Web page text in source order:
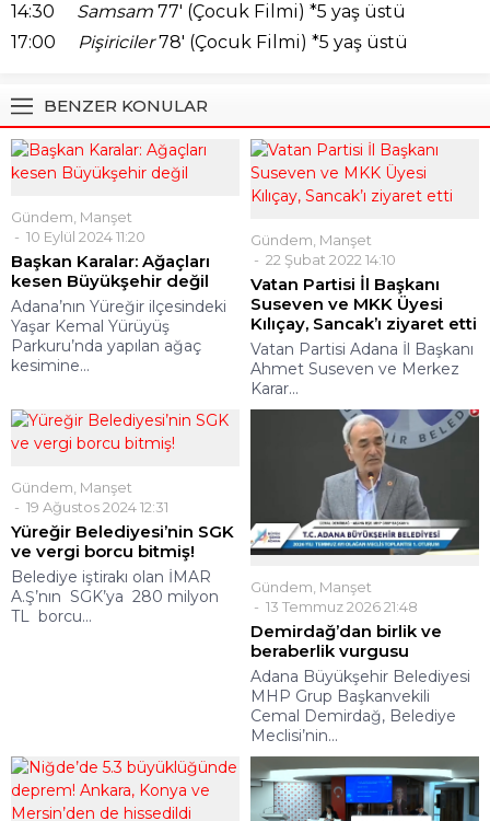
14:30 Samsam 77′ (Çocuk Filmi) *5 yaş üstü
17:00
Pişiriciler78′ (Çocuk Filmi) *5 yaş üstü
BENZER KONULAR
Gündem Manşet
10 Eylül 2024 11:20
Başkan Karalar: Ağaçları
kesen Büyükşehir değil
Adana’nın Yüreğir ilçesindeki
Yaşar Kemal Yürüyüş
Parkuru’nda yapılan ağaç
kesimine...
Gündem Manşet
22 Şubat 2022 14:10
Vatan Partisi İl Başkanı
Suseven ve MKK Üyesi
Kılıçay, Sancak’ı ziyaret etti
Vatan Partisi Adana İl Başkanı
Ahmet Suseven ve Merkez
Karar...
Gündem Manşet
19 Ağustos 2024 12:31
Yüreğir Belediyesi’nin SGK
ve vergi borcu bitmiş!
Belediye iştirakı olan İMAR
A.Ş’nın SGK’ya 280 milyon
TL borcu...
Gündem Manşet
13 Temmuz 2026 21:48
Demirdağ’dan birlik ve
beraberlik vurgusu
Adana Büyükşehir Belediyesi
MHP Grup Başkanvekili
Cemal Demirdağ, Belediye
Meclisi’nin...